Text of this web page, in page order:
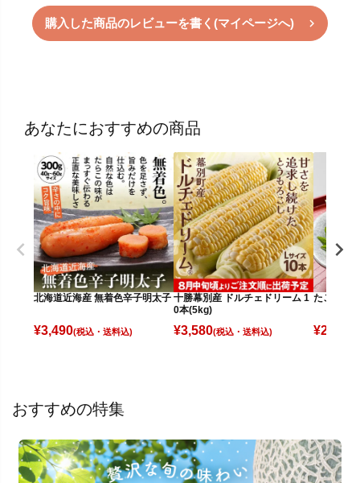
購入した商品のレビューを書く(マイページへ)
あなたにおすすめの商品
北海道近海産 無着色辛子明太子
¥3,490(税込)
十勝幕別産 ドルチェドリーム 1
0本(5kg)
¥3,580(税込)
たこの本
¥2,600
おすすめの特集